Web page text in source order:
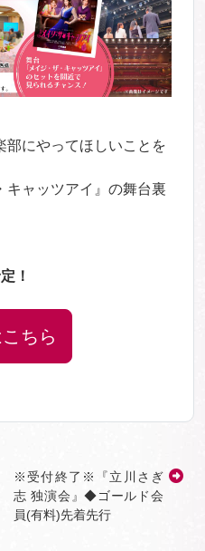
部にやってほしいことを
キャッツアイ』の舞台裏
！
ちら
※受付終了※『立川さぎ
志 独演会』◆ゴールド会
員(有料)先着先行